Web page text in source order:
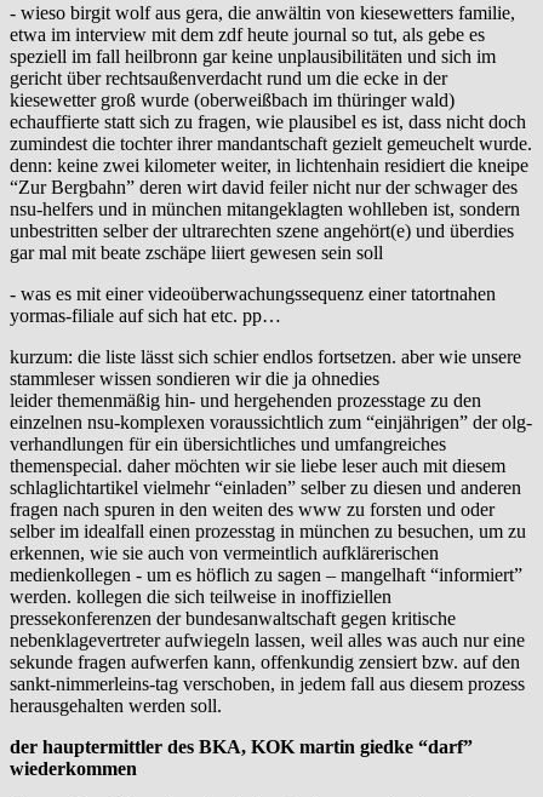
- wieso birgit wolf aus gera, die anwältin von kiesewetters familie,
etwa im interview mit dem zdf heute journal so tut, als gebe es
speziell im fall heilbronn gar keine unplausibilitäten und sich im
gericht über rechtsaußenverdacht rund um die ecke in der
kiesewetter groß wurde (oberweißbach im thüringer wald)
echauffierte statt sich zu fragen, wie plausibel es ist, dass nicht doch
zumindest die tochter ihrer mandantschaft gezielt gemeuchelt wurde.
denn: keine zwei kilometer weiter, in lichtenhain residiert die kneipe
“Zur Bergbahn” deren wirt david feiler nicht nur der schwager des
nsu-helfers und in münchen mitangeklagten wohlleben ist, sondern
unbestritten selber der ultrarechten szene angehört(e) und überdies
gar mal mit beate zschäpe liiert gewesen sein soll
- was es mit einer videoüberwachungssequenz einer tatortnahen
yormas-filiale auf sich hat etc. pp…
kurzum: die liste lässt sich schier endlos fortsetzen. aber wie unsere
stammleser wissen sondieren wir die ja ohnedies
leider themenmäßig hin- und hergehenden prozesstage zu den
einzelnen nsu-komplexen voraussichtlich zum “einjährigen” der olg-
verhandlungen für ein übersichtliches und umfangreiches
themenspecial. daher möchten wir sie liebe leser auch mit diesem
schlaglichtartikel vielmehr “einladen” selber zu diesen und anderen
fragen nach spuren in den weiten des www zu forsten und oder
selber im idealfall einen prozesstag in münchen zu besuchen, um zu
erkennen, wie sie auch von vermeintlich aufklärerischen
medienkollegen - um es höflich zu sagen – mangelhaft “informiert”
werden. kollegen die sich teilweise in inoffiziellen
pressekonferenzen der bundesanwaltschaft gegen kritische
nebenklagevertreter aufwiegeln lassen, weil alles was auch nur eine
sekunde fragen aufwerfen kann, offenkundig zensiert bzw. auf den
sankt-nimmerleins-tag verschoben, in jedem fall aus diesem prozess
herausgehalten werden soll.
der hauptermittler des BKA, KOK martin giedke “darf”
wiederkommen